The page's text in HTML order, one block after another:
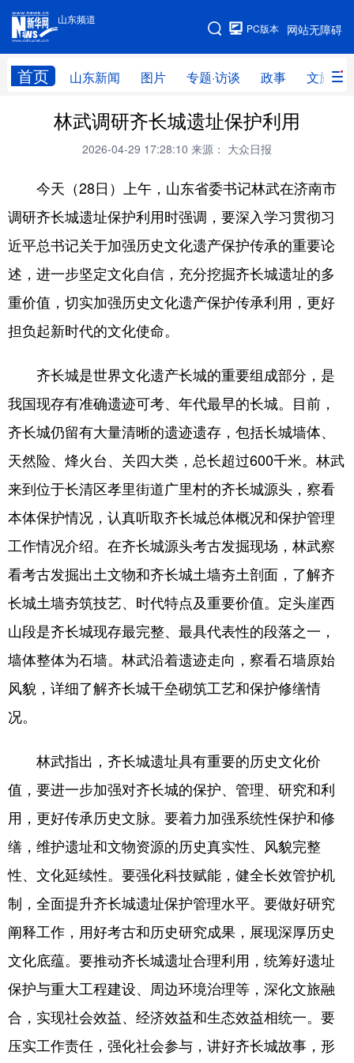
山东频道
网站无障碍
PC版本
首页 山东新闻 图片 专题·访谈 政事 文旅
手机版
网站地图
学习进行时 高层 时政 人事
财经 网评
台湾 思客智库 全球连线 教育
科技 科普 体育 文化
健康 军事 访谈 视频
图片 中央文件 金融 汽车
会展 彩票 娱乐 时尚
亚太网 上市公司 投教基地
地方频道
首页 山东新闻 图片 专题·访谈
政事 文旅 社会民生 山东产经
文娱 融媒秀 地市 科教
多语种频道
Deutsch Português
林武调研齐长城遗址保护利用
2026-04-29 17:28:10 来源： 大众日报
今天（28日）上午，山东省委书记林武在济南市
调研齐长城遗址保护利用时强调，要深入学习贯彻习
近平总书记关于加强历史文化遗产保护传承的重要论
述，进一步坚定文化自信，充分挖掘齐长城遗址的多
重价值，切实加强历史文化遗产保护传承利用，更好
担负起新时代的文化使命。
齐长城是世界文化遗产长城的重要组成部分，是
我国现存有准确遗迹可考、年代最早的长城。目前，
齐长城仍留有大量清晰的遗迹遗存，包括长城墙体、
天然险、烽火台、关四大类，总长超过600千米。林武
来到位于长清区孝里街道广里村的齐长城源头，察看
本体保护情况，认真听取齐长城总体概况和保护管理
工作情况介绍。在齐长城源头考古发掘现场，林武察
看考古发掘出土文物和齐长城土墙夯土剖面，了解齐
长城土墙夯筑技艺、时代特点及重要价值。定头崖西
山段是齐长城现存最完整、最具代表性的段落之一，
墙体整体为石墙。林武沿着遗迹走向，察看石墙原始
风貌，详细了解齐长城干垒砌筑工艺和保护修缮情
况。
林武指出，齐长城遗址具有重要的历史文化价
值，要进一步加强对齐长城的保护、管理、研究和利
用，更好传承历史文脉。要着力加强系统性保护和修
缮，维护遗址和文物资源的历史真实性、风貌完整
性、文化延续性。要强化科技赋能，健全长效管护机
制，全面提升齐长城遗址保护管理水平。要做好研究
阐释工作，用好考古和历史研究成果，展现深厚历史
文化底蕴。要推动齐长城遗址合理利用，统筹好遗址
保护与重大工程建设、周边环境治理等，深化文旅融
合，实现社会效益、经济效益和生态效益相统一。要
压实工作责任，强化社会参与，讲好齐长城故事，形